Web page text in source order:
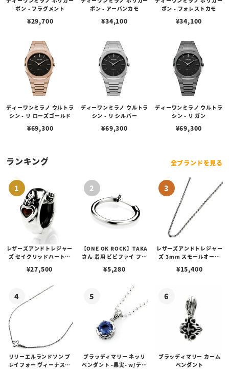
ボン - フラグメント
¥29,700
ボン - アーバンカモ
¥34,100
ボン - フォレストカモ
¥34,100
ディーワンミラノ ウルトラ
シン - リ ローズゴールド
¥69,300
ディーワンミラノ ウルトラ
シン - リ シルバー
¥69,300
ディーワンミラノ ウルトラ
シン - リ ガン
¥69,300
ランキング 全ブランドを見る
レザーズアンドトレジャー
ズ セイクリッドハートピ
¥27,500
【ONE OK ROCK】TAKA
さん 着用 ビビファイ フー
¥5,280
レザーズアンドトレジャー
ズ 3mm スモールオーバ
ブスタークラスプ＆LTロ
¥15,400
リリーエルランドソン プ
レイフォー ヴィーナスチ
ブラッディマリー ネッリ
ペンダント -果実- w/ティ
ブラッディマリー カーム
ペンダント